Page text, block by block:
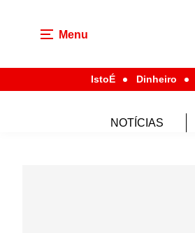
Menu
IstoÉ Dinheiro
NOTÍCIAS